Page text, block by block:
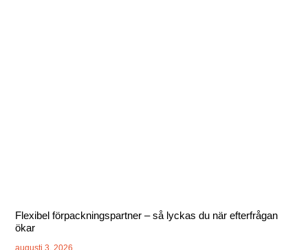
Flexibel förpackningspartner – så lyckas du när efterfrågan
ökar
augusti 3, 2026